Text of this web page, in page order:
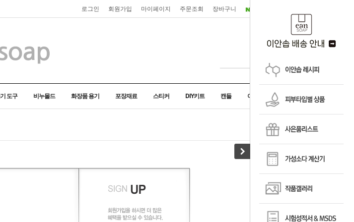
로그인 회원가입 마이페이지 주문조회 장바구니
도구 비누몰드 화장품 용기 포장재료 스티커 DIY키트 캔들 아로마디퓨저
home> 회원서비스 > login